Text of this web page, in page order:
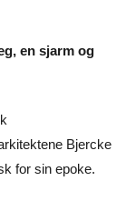
en sjarm og
Bjercke
for sin epoke.